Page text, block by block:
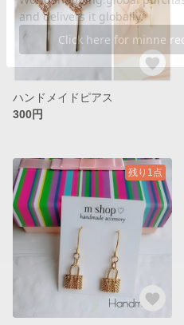
ハンドメイドピアス
300円
残り1点